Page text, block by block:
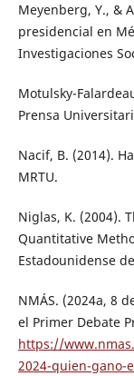
Meyenberg, Y., &
presidencial en
Investigaciones
Motulsky-
Prensa
Nacif, B. (2014).
MRTU.
Niglas, K. (2004).
Quantitative
Estadounidense
NMÁS. (2024a, 8
el Primer Debate
https://
2024-quien-gano-